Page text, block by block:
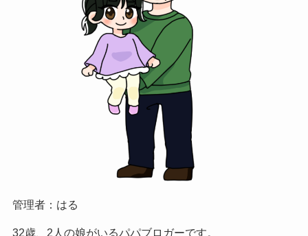
管理者：はる
32歳、2人の娘がいるパパブロガーです。